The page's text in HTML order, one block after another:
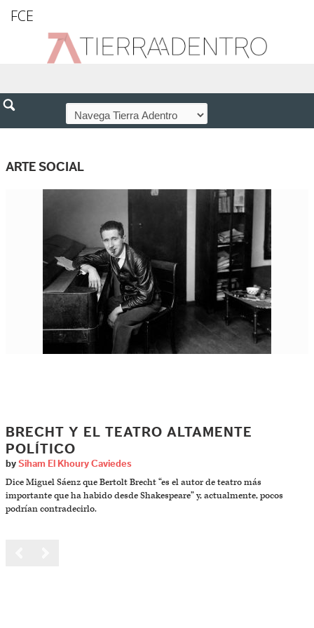
FCE
ARTE SOCIAL
BRECHT Y EL TEATRO ALTAMENTE
POLÍTICO
by Siham El Khoury Caviedes
Dice Miguel Sáenz que Bertolt Brecht “es el autor de teatro más
importante que ha habido desde Shakespeare” y, actualmente, pocos
podrían contradecirlo.